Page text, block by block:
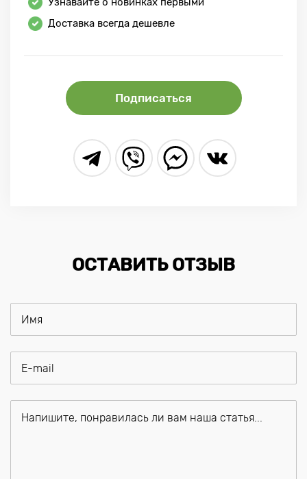
Доставка всегда дешевле
Подписаться
ОСТАВИТЬ ОТЗЫВ